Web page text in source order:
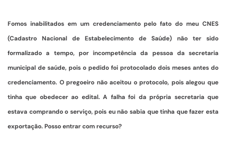
Fomos inabilitados em um credenciamento pelo fato do meu CNES
(Cadastro Nacional de Estabelecimento de Saúde) não ter sido
formalizado a tempo, por incompetência da pessoa da secretaria
municipal de saúde, pois o pedido foi protocolado dois meses antes do
credenciamento. O pregoeiro não aceitou o protocolo, pois alegou que
tinha que obedecer ao edital. A falha foi da própria secretaria que
estava comprando o serviço, pois eu não sabia que tinha que fazer esta
exportação. Posso entrar com recurso?